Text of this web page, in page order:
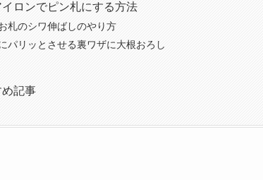
ロンでピン札にする方法
札のシワ伸ばしのやり方
パリッとさせる裏ワザに大根おろし
記事